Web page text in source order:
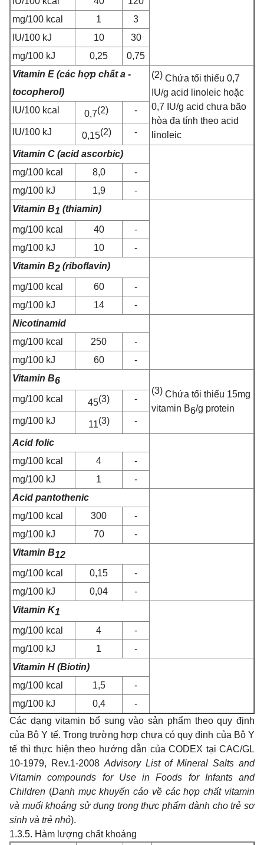
mg/100 kcal 1
3
IU/100 kJ
10
30
mg/100 kJ 0,25
0,75
Vitamin E (các hợp chấta -
tocopherol)
(2) Chứa tối thiểu 0,7
IU/g acid linoleic hoặc
0,7 IU/g acid chưa bão
hòa đa tính theo acid
linoleic
IU/100 kcal 0,7(2) -
IU/100 kJ 0,15(2) -
Vitamin C (acid ascorbic)
mg/100 kcal
8,0
-
mg/100 kJ
1,9
-
Vitamin B1 (thiamin)
mg/100 kcal 40
-
mg/100 kJ 10
-
Vitamin B2 (riboflavin)
mg/100 kcal 60
-
mg/100 kJ 14
-
Nicotinamid
mg/100 kcal 250
-
mg/100 kJ 60
-
Vitamin B6
(3) Chứa tối thiểu 15mg
vitamin B6/g protein
mg/100 kcal 45(3) -
mg/100 kJ 11(3) -
Acid folic
mg/100 kcal 4
-
mg/100 kJ 1
-
Acid pantothenic
mg/100 kcal 300
-
mg/100 kJ 70
-
Vitamin B12
mg/100 kcal 0,15
-
mg/100 kJ 0,04
-
Vitamin K1
mg/100 kcal 4
-
mg/100 kJ 1
-
Vitamin H (Biotin)
mg/100 kcal 1,5
-
mg/100 kJ 0,4
-
Các dạng vitamin bổ sung vào sản phẩm theo quy định
của Bộ Y tế. Trong trường hợp chưa có quy định của Bộ Y
tế thì thực hiện theo hướng dẫn của CODEX tại CAC/GL
10-1979, Rev.1-2008 Advisory List of Mineral Salts and
Vitamin compounds for Use in Foods for Infants and
Children (Danh mục khuyến cáo về các hợp chất vitamin
và muối khoáng sử dụng trong thực phẩm dành cho trẻ sơ
sinh và trẻ nhỏ).
1.3.5. Hàm lượng chất khoáng